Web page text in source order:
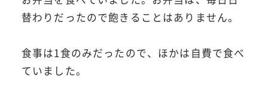
替わりだったので飽きることはありません。
食事は1食のみだったので、ほかは自費で食べ
ていました。